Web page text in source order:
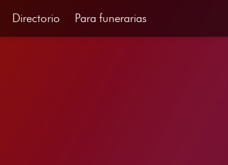
Directorio Para funerarias